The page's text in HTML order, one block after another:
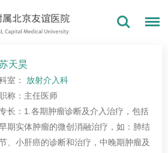
天昊
室： 放射介入科
称：主任医师
长：1.各期肿瘤诊断及介入治疗，包括
期实体肿瘤的微创消融治疗，如：肺结
、小肝癌的诊断和治疗，中晚期肿瘤及